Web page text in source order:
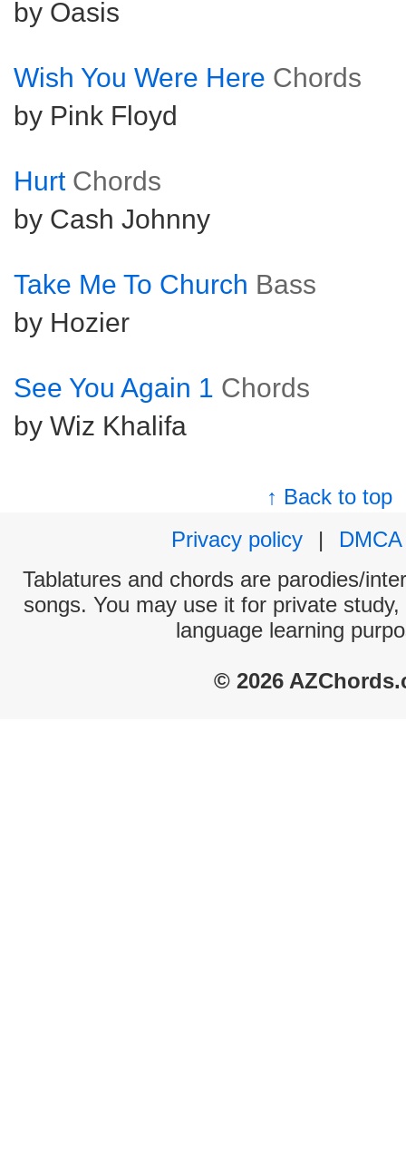
by Oasis
Wish You Were Here Chords
by Pink Floyd
Hurt Chords
by Cash Johnny
Take Me To Church Bass
by Hozier
See You Again 1 Chords
by Wiz Khalifa
↑ Back to top
Privacy policy
|
DMCA
Tablatures and chords are parodies/
songs. You may use it for private
language learning
© 2026